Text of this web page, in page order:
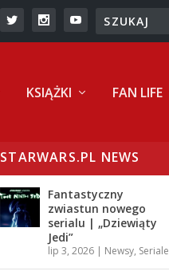
KSIĄŻKI FAN LIFE
STARWARS.PL NEWS
Fantastyczny
zwiastun nowego
serialu | „Dziewiąty
Jedi”
lip 3, 2026 | Newsy, Seriale